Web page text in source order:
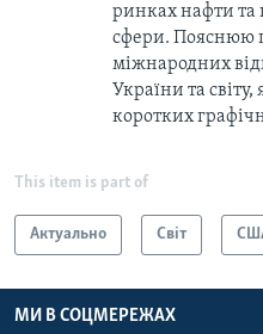
ринках нафти та
сфери. Пояснюю
міжнародних
України та світу,
коротких
This item is part of
Актуально Світ
МИ В СОЦМЕРЕЖАХ